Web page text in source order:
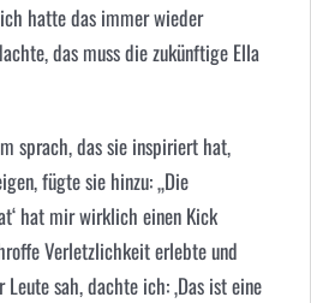
hatte das immer wieder
das muss die zukünftige Ella
sprach, das sie inspiriert hat,
fügte sie hinzu: „Die
hat mir wirklich einen Kick
Verletzlichkeit erlebte und
sah, dachte ich: ‚Das ist eine